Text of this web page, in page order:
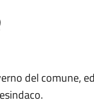
del comune,